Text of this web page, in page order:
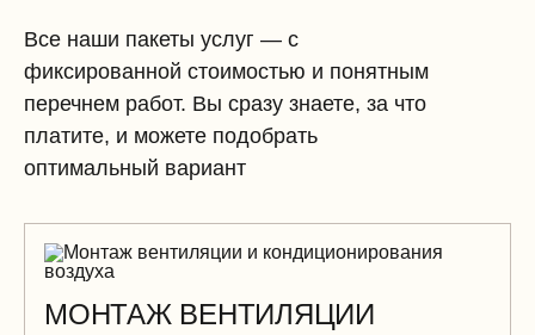
Все наши пакеты услуг — с
фиксированной стоимостью и понятным
перечнем работ. Вы сразу знаете, за что
платите, и можете подобрать
оптимальный вариант
МОНТАЖ ВЕНТИЛЯЦИИ